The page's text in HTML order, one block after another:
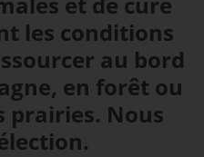
les conditions
au bord
en forêt ou
prairies. Nous